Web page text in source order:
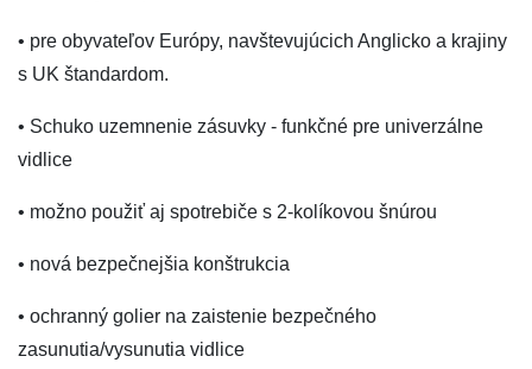
• pre obyvateľov Európy, navštevujúcich Anglicko a krajiny
s UK štandardom.
• Schuko uzemnenie zásuvky - funkčné pre univerzálne
vidlice
• možno použiť aj spotrebiče s 2-kolíkovou šnúrou
• nová bezpečnejšia konštrukcia
• ochranný golier na zaistenie bezpečného
zasunutia/vysunutia vidlice